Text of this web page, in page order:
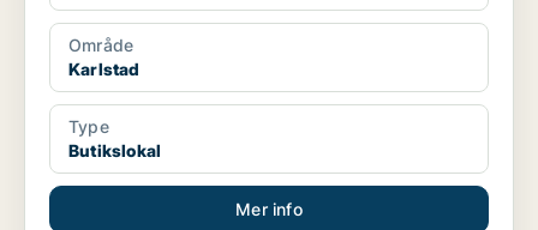
Område
Karlstad
Type
Butikslokal
Mer info